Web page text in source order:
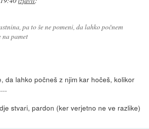
pa to še ne pomeni, da lahko počnem
na pamet
da lahko počneš z njim kar hočeš, kolikor
stvari, pardon (ker verjetno ne ve razlike)